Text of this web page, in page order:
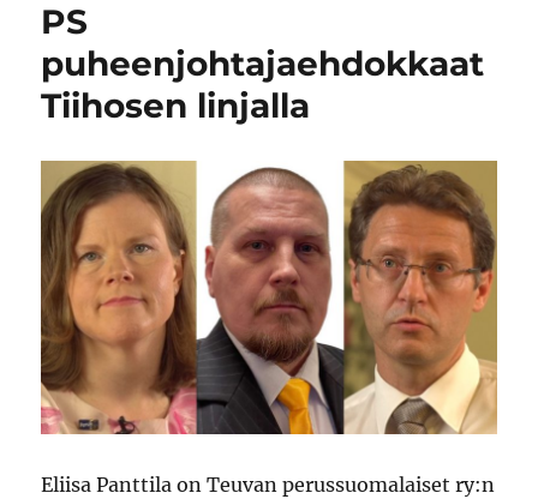
PS
puheenjohtajaehdokkaat
Tiihosen linjalla
Eliisa Panttila on Teuvan perussuomalaiset ry:n